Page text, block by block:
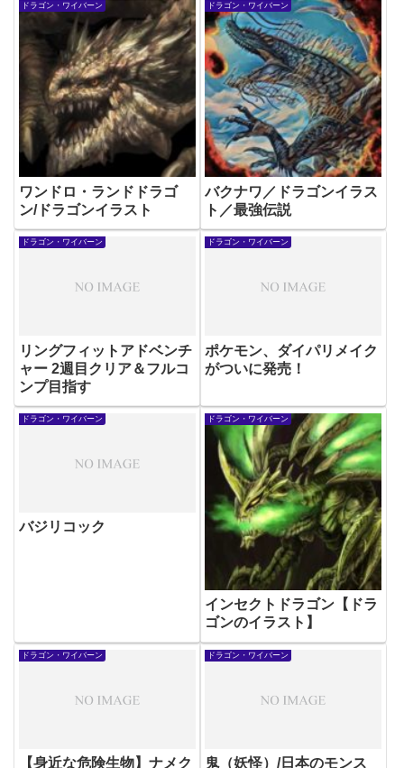
ドラゴン・ワイバーン
ワンドロ・ランドドラゴ
ン/ドラゴンイラスト
ドラゴン・ワイバーン
バクナワ／ドラゴンイラス
ト／最強伝説
ドラゴン・ワイバーン
リングフィットアドベンチ
ャー 2週目クリア＆フルコ
ンプ目指す
ドラゴン・ワイバーン
ポケモン、ダイパリメイク
がついに発売！
ドラゴン・ワイバーン
バジリコック
ドラゴン・ワイバーン
インセクトドラゴン【ドラ
ゴンのイラスト】
ドラゴン・ワイバーン
【身近な危険生物】ナメク
ドラゴン・ワイバーン
鬼（妖怪）/日本のモンス